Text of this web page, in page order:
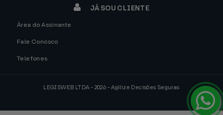
JÁ SOU CLIENTE
Área do Assinante
Fale Conosco
Telefones
LEGISWEB LTDA - 2026 - Agilize Decisões Seguras